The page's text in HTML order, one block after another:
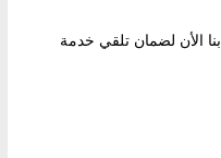
الأن لضمان تلقي خدمة